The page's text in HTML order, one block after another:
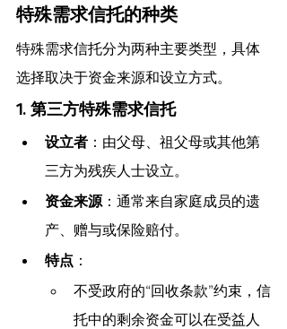
特殊需求信托的种类
特殊需求信托分为两种主要类型，具体
选择取决于资金来源和设立方式。
1. 第三方特殊需求信托
设立者 ：由父母、祖父母或其他第
三方为残疾人士设立。
资金来源 ：通常来自家庭成员的遗
产、赠与或保险赔付。
特点 ：
不受政府的“回收条款”约束，信
托中的剩余资金可以在受益人